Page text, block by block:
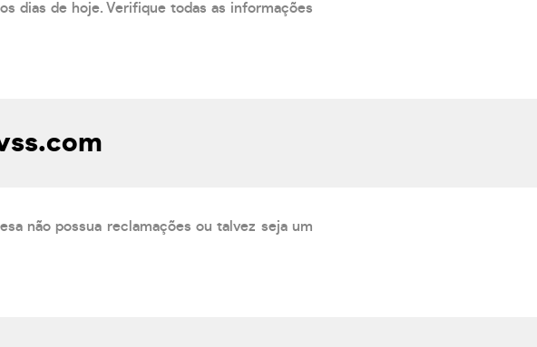
dias de hoje. Verifique todas as informações
não possua reclamações ou talvez seja um